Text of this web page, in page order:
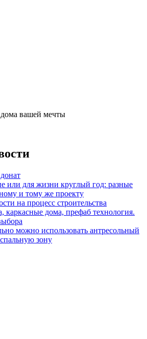
дома вашей мечты
или для жизни круглый год: разные
и тому же проекту
на процесс строительства
каркасные дома, префаб технология.
можно использовать антресольный
зону